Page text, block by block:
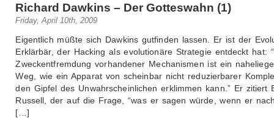
Richard Dawkins – Der Gotteswahn (1)
Friday, April 10th, 2009
Eigentlich müßte sich Dawkins gutfinden lassen. Er ist der
Erklärbär, der Hacking als evolutionäre Strategie entdeckt hat:
Zweckentfremdung vorhandener Mechanismen ist ein
Weg, wie ein Apparat von scheinbar nicht reduzierbarer
den Gipfel des Unwahrscheinlichen erklimmen kann.” Er zitiert
Russell, der auf die Frage, “was er sagen würde, wenn er
[…]